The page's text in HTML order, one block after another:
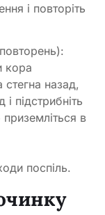
і повторіть
кора
стегна назад,
підстрибніть
в
поспіль.